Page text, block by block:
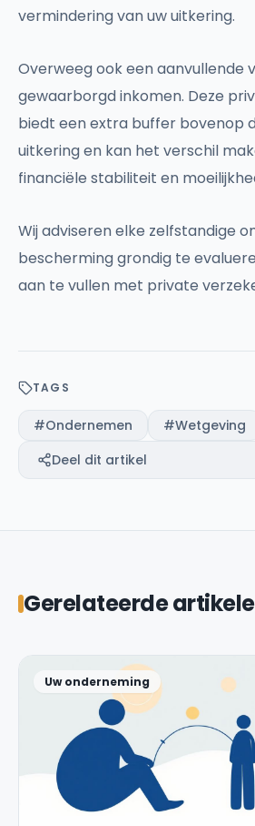
vermindering van uw uitkering.
Overweeg ook een aanvullende
gewaarborgd inkomen. Deze
biedt een extra buffer bovenop
uitkering en kan het verschil
financiële stabiliteit en
Wij adviseren elke zelfstandige
bescherming grondig te
aan te vullen met private
TAGS
#Ondernemen #Wetgeving
Deel dit artikel
Gerelateerde
Uw onderneming